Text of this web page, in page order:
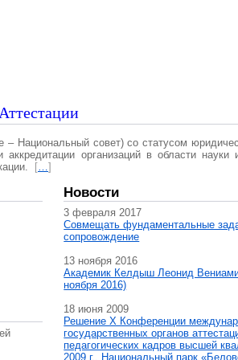
Национальный совет) со статусом
организаций в области
[…]
Новости
3 февраля 2017
Совмещать фундаментальные
сопровождение
13 ноября 2016
Академик Келдыш Леонид
ноября 2016)
18 июня 2009
Решение X Конференции
государственных органов
педагогических кадров высшей
2009 г., Национальный парк